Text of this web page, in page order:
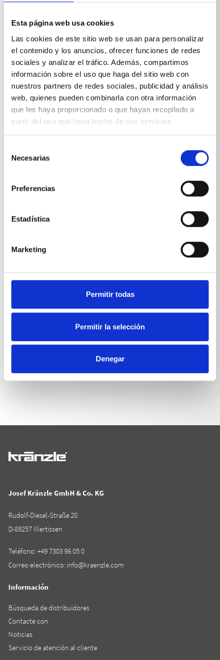
Esta página web usa cookies
Las cookies de este sitio web se usan para personalizar
el contenido y los anuncios, ofrecer funciones de redes
sociales y analizar el tráfico. Además, compartimos
información sobre el uso que haga del sitio web con
nuestros partners de redes sociales, publicidad y análisis
web, quienes pueden combinarla con otra información
que les haya proporcionado o que hayan recopilado a
partir del uso que haya hecho de sus servicios.
Necesarias
Preferencias
Estadística
Marketing
Permitir todas
Permitir la selección
Denegar
lavado completasDimensiones LxA: 285x190
Especificaciones técnicas
lanzas de lavado
0,7085
kg
VOLVER A LA LISTA
Josef Kränzle GmbH & Co. KG
Rudolf-Diesel-Straße 20
D-89257 Illertissen
Teléfono:+49 7303 96 05 0
Correo electrónico: info@kraenzle.com
Información
Búsqueda de distribuidores
Contacte con
Noticias
Servicio de atención al cliente